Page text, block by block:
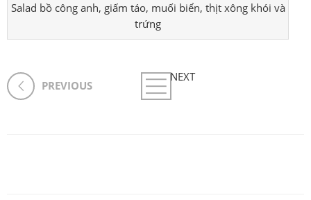
Salad bồ công anh, giấm táo, muối biển, thịt xông khói và
trứng
PREVIOUS
NEXT